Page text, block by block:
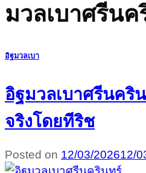
มวลเบาศรีนค
อิฐมวลเบา
อิฐมวลเบาศรีนคริ
จริงโดยทีริช
Posted on 12/03/202612/